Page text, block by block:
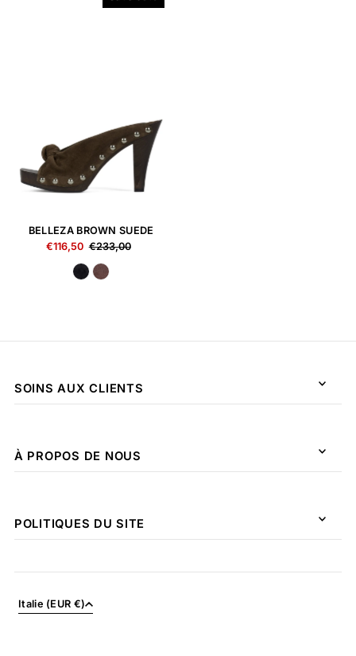
BELLEZA BROWN SUEDE
€116,50 €233,00
SOINS AUX CLIENTS
À PROPOS DE NOUS
POLITIQUES DU SITE
Italie (EUR €)